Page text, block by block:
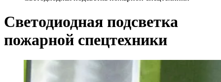
Светодиодная подсветка
пожарной спецтехники